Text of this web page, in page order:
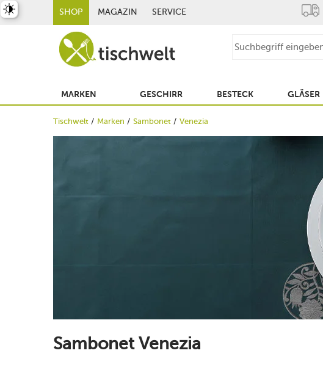
SHOP MAGAZIN SERVICE
MARKEN GESCHIRR BESTECK GLÄSER
Tischwelt Marken Sambonet Venezia
Sambonet Venezia
umschalten